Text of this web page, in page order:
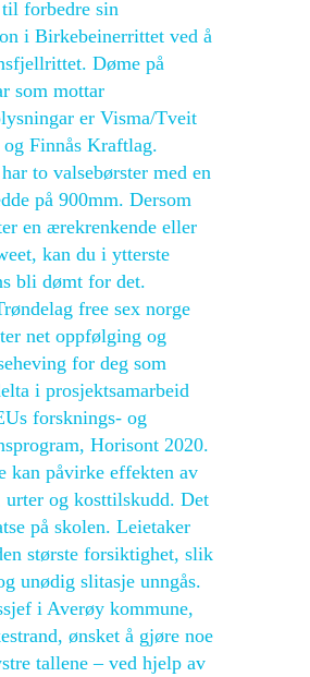
forbedre sin
i Birkebeinerrittet ved å
Døme på
som mottar
er Visma/Tveit
og Finnås Kraftlag.
to valsebørster med en
på 900mm. Dersom
en ærekrenkende eller
kan du i ytterste
bli dømt for det.
free sex norge
net oppfølging og
for deg som
i prosjektsamarbeid
forsknings- og
Horisont 2020.
kan påvirke effekten av
urter og kosttilskudd. Det
på skolen. Leietaker
største forsiktighet, slik
unødig slitasje unngås.
i Averøy kommune,
ønsket å gjøre noe
tallene – ved hjelp av